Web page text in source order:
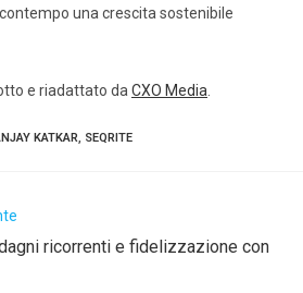
una crescita sostenibile
e riadattato da CXO Media
KATKAR, SEQRITE
ricorrenti e fidelizzazione con